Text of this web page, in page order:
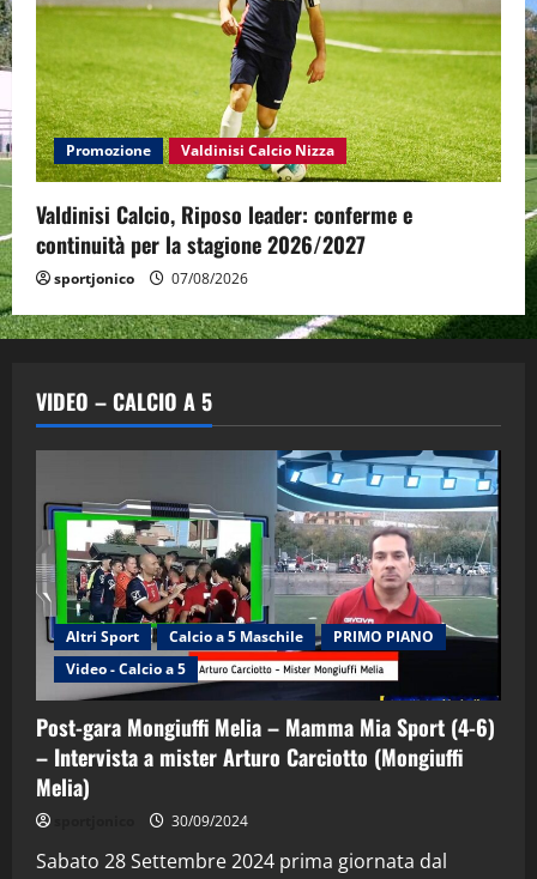
Promozione Valdinisi Calcio Nizza
Valdinisi Calcio, Riposo leader: conferme e
continuità per la stagione 2026/2027
sportjonico 07/08/2026
VIDEO – CALCIO A 5
Altri Sport Calcio a 5 Maschile
PRIMO PIANO
Video - Calcio a 5
Post-gara Mongiuffi Melia – Mamma Mia Sport (4-6)
– Intervista a mister Arturo Carciotto (Mongiuffi
Melia)
30/09/2024
Sabato 28 Settembre 2024 prima giornata dal
“SportEmpire” in Podcast: 29^ Puntata
(Martedi 28 Aprile 2026)